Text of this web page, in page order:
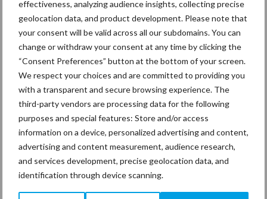
effectiveness, analyzing audience insights, collecting precise
geolocation data, and product development. Please note that
your consent will be valid across all our subdomains. You can
change or withdraw your consent at any time by clicking the
“Consent Preferences” button at the bottom of your screen.
We respect your choices and are committed to providing you
with a transparent and secure browsing experience. The
third-party vendors are processing data for the following
purposes and special features: Store and/or access
information on a device, personalized advertising and content,
advertising and content measurement, audience research,
and services development, precise geolocation data, and
identification through device scanning.
Ziekteverzuim in de
doorbreek je de vicieuze
cirkel?
Verplichte
aanwezigheidsregistratie in
België